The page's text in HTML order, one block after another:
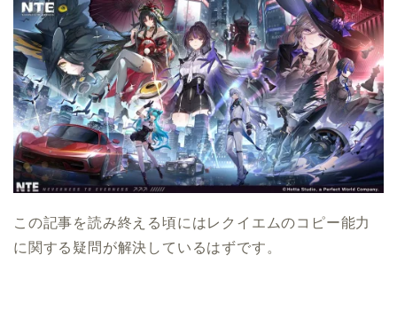
この記事を読み終える頃にはレクイエムのコピー能力
に関する疑問が解決しているはずです。